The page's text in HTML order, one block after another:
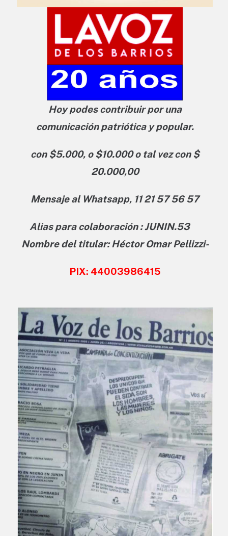
Hoy podes contribuir por una
comunicación patriótica y popular.
con $5.000, o $10.000 o tal vez con $
20.000,00
Mensaje al Whatsapp, 11 21 57 56 57
Alias para colaboración : JUNIN.53
Nombre del titular: Héctor Omar Pellizzi-
PIX: 44003986415